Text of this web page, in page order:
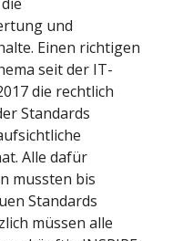
und
Einen richtigen
seit der IT-
die rechtlich
Standards
Alle dafür
mussten bis
Standards
müssen alle